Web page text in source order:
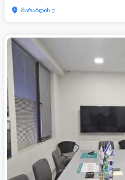
მარაბდის ქ.